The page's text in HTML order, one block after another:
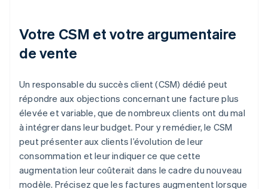
Votre CSM et votre argumentaire
de vente
Un responsable du succès client (CSM) dédié peut
répondre aux objections concernant une facture plus
élevée et variable, que de nombreux clients ont du mal
à intégrer dans leur budget. Pour y remédier, le CSM
peut présenter aux clients l’évolution de leur
consommation et leur indiquer ce que cette
augmentation leur coûterait dans le cadre du nouveau
modèle. Précisez que les factures augmentent lorsque